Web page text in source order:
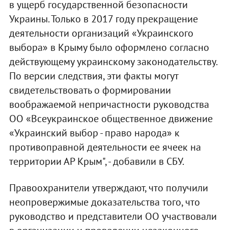
в ущерб государственной безопасности
Украины. Только в 2017 году прекращение
деятельности организаций «Украинского
выбора» в Крыму было оформлено согласно
действующему украинскому законодательству.
По версии следствия, эти факты могут
свидетельствовать о формировании
воображаемой непричастности руководства
ОО «Всеукраинское общественное движение
«Украинский выбор - право народа» к
противоправной деятельности ее ячеек на
территории АР Крым", - добавили в СБУ.
Правоохранители утверждают, что получили
неопровержимые доказательства того, что
руководство и представители ОО участвовали